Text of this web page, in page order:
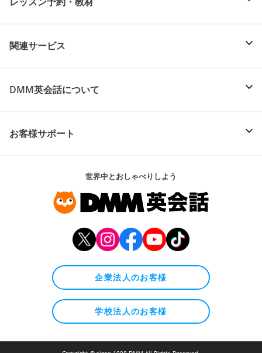
関連サービス
DMM英会話について
お客様サポート
世界中とおしゃべりしよう
企業法人のお客様
学校法人のお客様